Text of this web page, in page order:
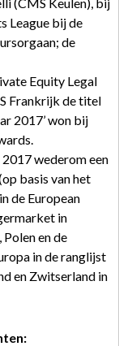
League bij de
de
Equity Legal
Frankrijk de titel
2017’ won bij
wederom een
basis van het
de European
in
en de
in de ranglijst
en Zwitserland in